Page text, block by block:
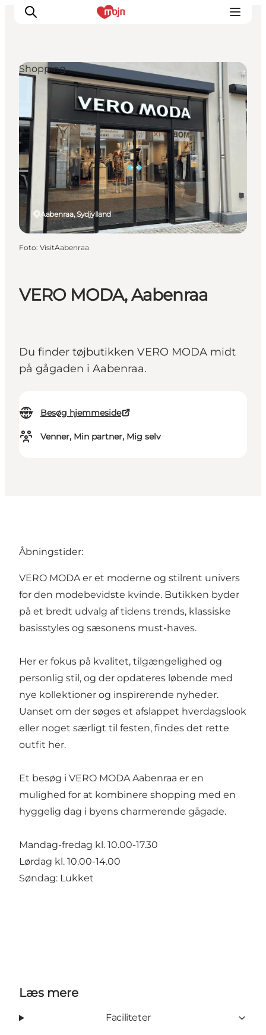
Oplevelser
Byer & Steder
Det sker
Overnatning
Planlæg din ferie
Booking
VERO MODA, Aabenraa
Du finder tøjbutikken VERO MODA midt
på gågaden i Aabenraa.
Besøg hjemmeside
Venner, Min partner, Mig selv
Aabenraa, Sydjylland
Shopping
Foto: VisitAabenraa
Åbningstider:
VERO MODA er et moderne og stilrent univers
for den modebevidste kvinde. Butikken byder
på et bredt udvalg af tidens trends, klassiske
basisstyles og sæsonens must-haves.
Her er fokus på kvalitet, tilgængelighed og
personlig stil, og der opdateres løbende med
nye kollektioner og inspirerende nyheder.
Uanset om der søges et afslappet hverdagslook
eller noget særligt til festen, findes det rette
outfit her.
Et besøg i VERO MODA Aabenraa er en
mulighed for at kombinere shopping med en
hyggelig dag i byens charmerende gågade.
Mandag-fredag kl. 10.00-17.30
Lørdag kl. 10.00-14.00
Søndag: Lukket
Læs mere
Faciliteter